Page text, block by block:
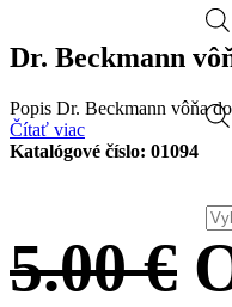
Dr. Beckmann
Popis Dr. Beckmann vôňa
Čítať viac
Katalógové číslo: 01094
5.00€